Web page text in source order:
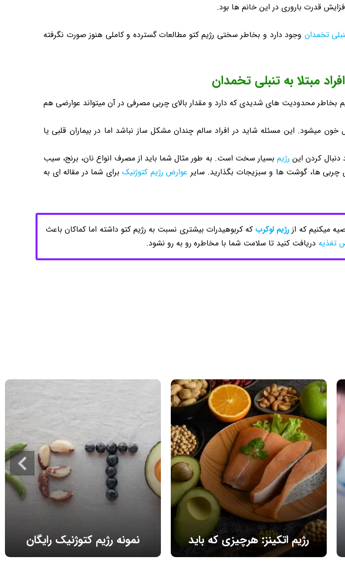
قدرت باروری در این خانم ها بود.
تخمدان وجود دارد و بخاطر سختی رژیم کتو مطالعات گسترده و کاملی هنوز صورت نگرفته
مبتلا به تنبلی تخمدان
بخاطر محدودیت های شدیدی که دارد و مقدار بالای چربی مصرفی در آن میتواند عوارضی هم
میشود. این مسئله شاید در افراد سالم چندان مشکل ساز نباشد اما در بیماران قلبی یا
دنبال کردن این رژیم بسیار سخت است. به طور مثال شما باید از مصرف انواع نان، برنج، سیب
چربی ها، گوشت ها و سبزیجات بگذارید. سایر عوارض رژیم کتوژنیک برای شما در مقاله ای به
میکنیم که از رژیم لوکرب که کربوهیدرات بیشتری نسبت به رژیم کتو داشته اما کماکان باعث
تغذیه دریافت کنید تا سلامت شما با مخاطره رو به رو نشود.
رژیم اتکینز: هرچیزی که باید
درباره آن بدانید
نمونه رژیم کتوژنیک رایگان